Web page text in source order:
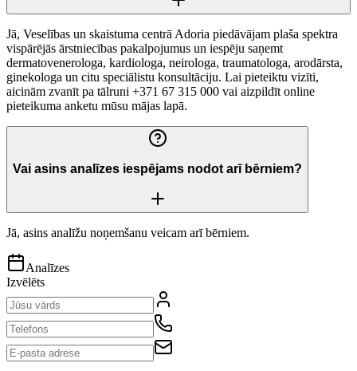
Jā, Veselības un skaistuma centrā Adoria piedāvājam plaša spektra
vispārējās ārstniecības pakalpojumus un iespēju saņemt
dermatovenerologa, kardiologa, neirologa, traumatologa, arodārsta,
ginekologa un citu speciālistu konsultāciju. Lai pieteiktu vizīti,
aicinām zvanīt pa tālruni +371 67 315 000 vai aizpildīt online
pieteikuma anketu mūsu mājas lapā.
Vai asins analīzes iespējams nodot arī bērniem?
Jā, asins analīžu noņemšanu veicam arī bērniem.
Analīzes
Izvēlēts